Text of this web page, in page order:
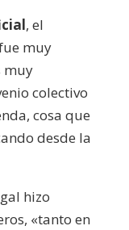
, el
muy
muy
colectivo
cosa que
desde la
hizo
«tanto en